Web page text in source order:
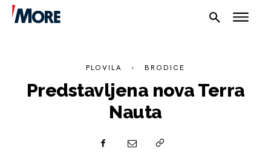
PLOVILA BRODICE
Predstavljena nova Terra
Nauta